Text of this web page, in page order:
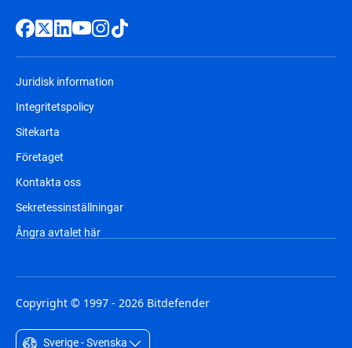
Juridisk information
Integritetspolicy
Sitekarta
Företaget
Kontakta oss
Sekretessinställningar
Ångra avtalet här
Copyright © 1997 - 2026 Bitdefender
Sverige - Svenska